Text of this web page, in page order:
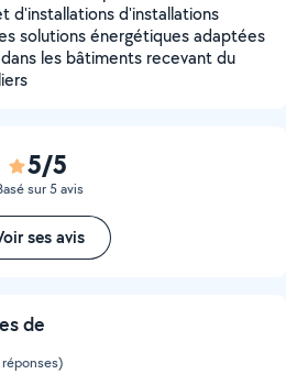
d'installations d'installations
solutions énergétiques adaptées
les bâtiments recevant du
5/5
sur 5 avis
ses avis
de
réponses)